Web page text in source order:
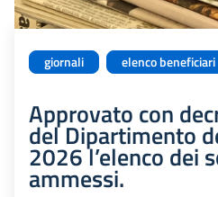
giornali elenco beneficiari
Approvato con
del Dipartimento
2026 l’elenco dei
ammessi.